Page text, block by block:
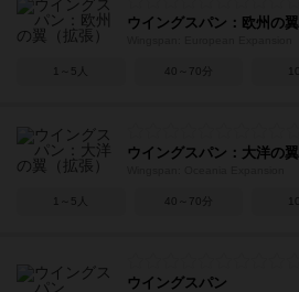
ウイングスパン：欧州の翼
1～5人 40～70分
ウイングスパン：大洋の翼
1～5人 40～70分
ウイングスパン